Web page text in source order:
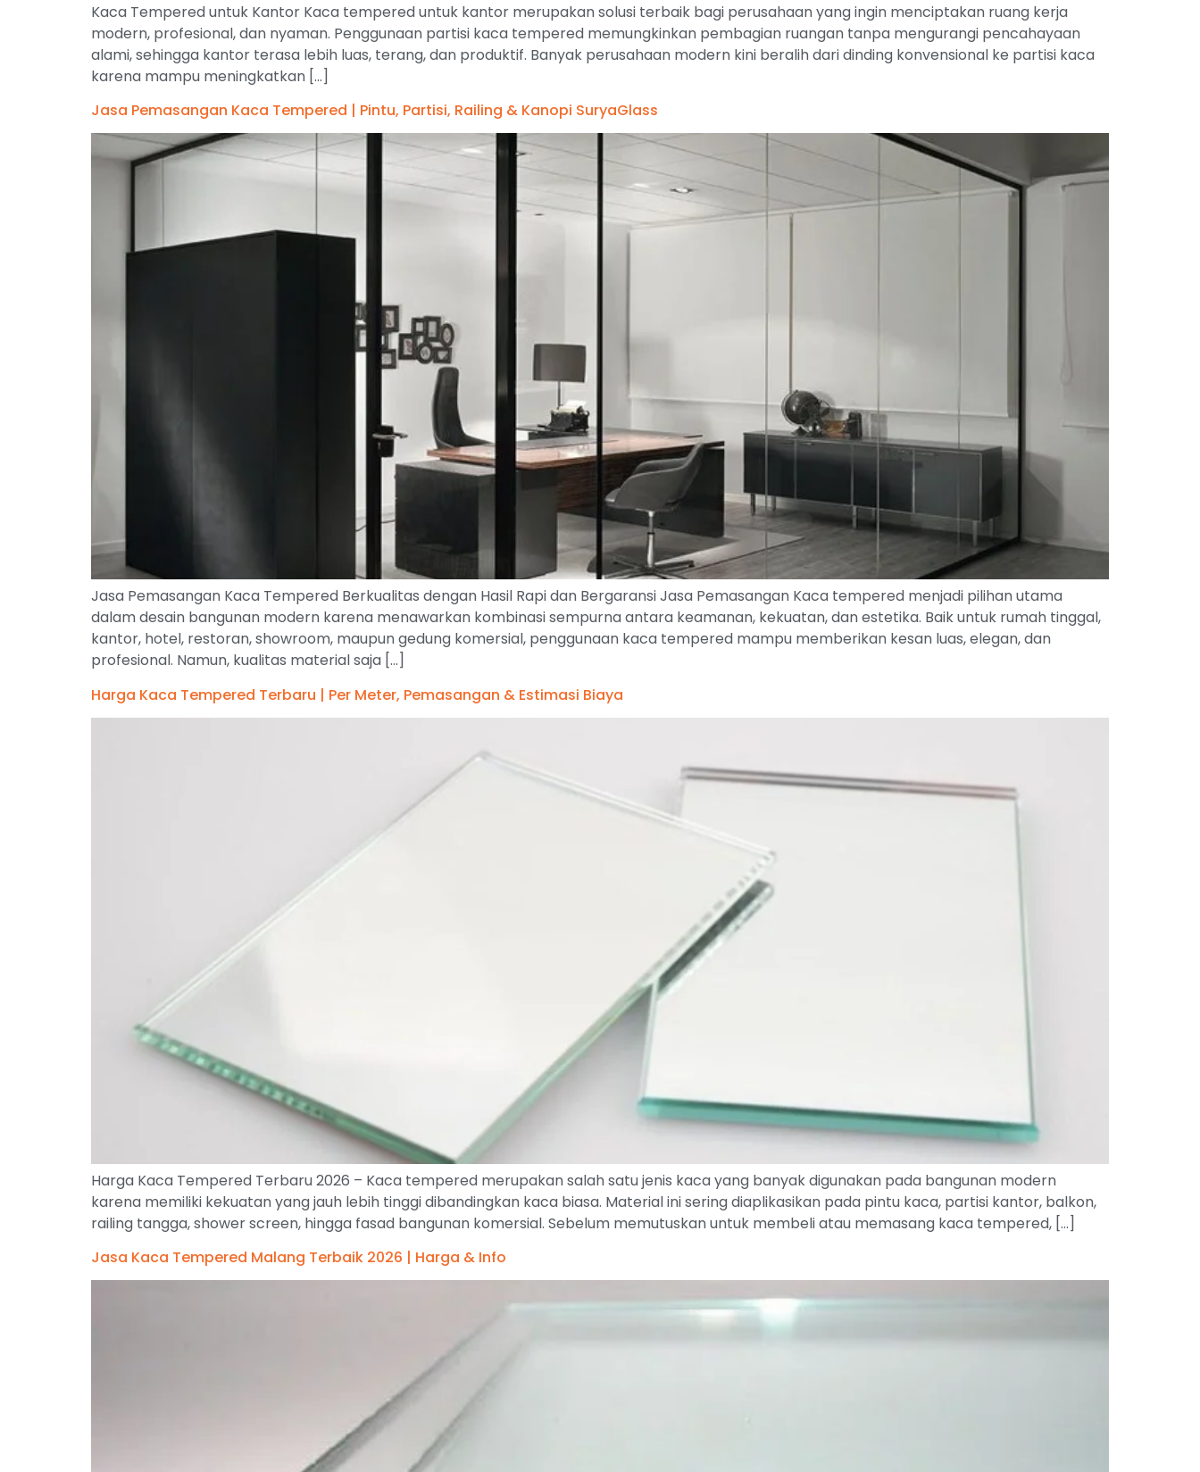
Kaca Tempered untuk Kantor Kaca tempered untuk kantor merupakan solusi terbaik bagi perusahaan yang ingin menciptakan ruang kerja
modern, profesional, dan nyaman. Penggunaan partisi kaca tempered memungkinkan pembagian ruangan tanpa mengurangi pencahayaan
alami, sehingga kantor terasa lebih luas, terang, dan produktif. Banyak perusahaan modern kini beralih dari dinding konvensional ke partisi kaca
karena mampu meningkatkan […]
Jasa Pemasangan Kaca Tempered | Pintu, Partisi, Railing & Kanopi SuryaGlass
Jasa Pemasangan Kaca Tempered Berkualitas dengan Hasil Rapi dan Bergaransi Jasa Pemasangan Kaca tempered menjadi pilihan utama
dalam desain bangunan modern karena menawarkan kombinasi sempurna antara keamanan, kekuatan, dan estetika. Baik untuk rumah tinggal,
kantor, hotel, restoran, showroom, maupun gedung komersial, penggunaan kaca tempered mampu memberikan kesan luas, elegan, dan
profesional. Namun, kualitas material saja […]
Harga Kaca Tempered Terbaru | Per Meter, Pemasangan & Estimasi Biaya
Harga Kaca Tempered Terbaru 2026 – Kaca tempered merupakan salah satu jenis kaca yang banyak digunakan pada bangunan modern
karena memiliki kekuatan yang jauh lebih tinggi dibandingkan kaca biasa. Material ini sering diaplikasikan pada pintu kaca, partisi kantor, balkon,
railing tangga, shower screen, hingga fasad bangunan komersial. Sebelum memutuskan untuk membeli atau memasang kaca tempered, […]
Jasa Kaca Tempered Malang Terbaik 2026 | Harga & Info